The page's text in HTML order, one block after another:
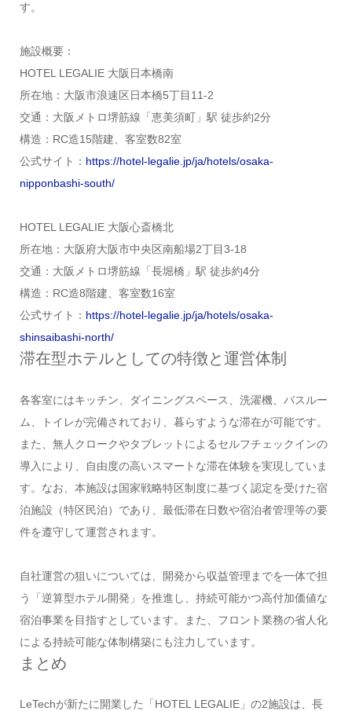
す。
施設概要：
HOTEL LEGALIE 大阪日本橋南
所在地：大阪市浪速区日本橋5丁目11-2
交通：大阪メトロ堺筋線「恵美須町」駅 徒歩約2分
構造：RC造15階建、客室数82室
公式サイト： https://hotel-legalie.jp/ja/hotels/osaka-
nipponbashi-south/
HOTEL LEGALIE 大阪心斎橋北
所在地：大阪府大阪市中央区南船場2丁目3-18
交通：大阪メトロ堺筋線「長堀橋」駅 徒歩約4分
構造：RC造8階建、客室数16室
公式サイト： https://hotel-legalie.jp/ja/hotels/osaka-
shinsaibashi-north/
滞在型ホテルとしての特徴と運営体制
各客室にはキッチン、ダイニングスペース、洗濯機、バスルー
ム、トイレが完備されており、暮らすような滞在が可能です。
また、無人クロークやタブレットによるセルフチェックインの
導入により、自由度の高いスマートな滞在体験を実現していま
す。なお、本施設は国家戦略特区制度に基づく認定を受けた宿
泊施設（特区民泊）であり、最低滞在日数や宿泊者管理等の要
件を遵守して運営されます。
自社運営の狙いについては、開発から収益管理までを一体で担
う「逆算型ホテル開発」を推進し、持続可能かつ高付加価値な
宿泊事業を目指すとしています。また、フロント業務の省人化
による持続可能な体制構築にも注力しています。
まとめ
LeTechが新たに開業した「HOTEL LEGALIE」の2施設は、長